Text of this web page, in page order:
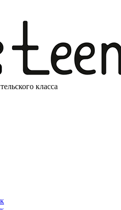
класса